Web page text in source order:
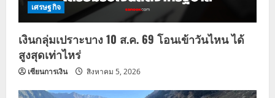
เศรษฐกิจ
เงินกลุ่มเปราะบาง 10 ส.ค. 69 โอนเข้าวันไหน ได้
สูงสุดเท่าไหร่
เซียนการเงิน สิงหาคม 5, 2026